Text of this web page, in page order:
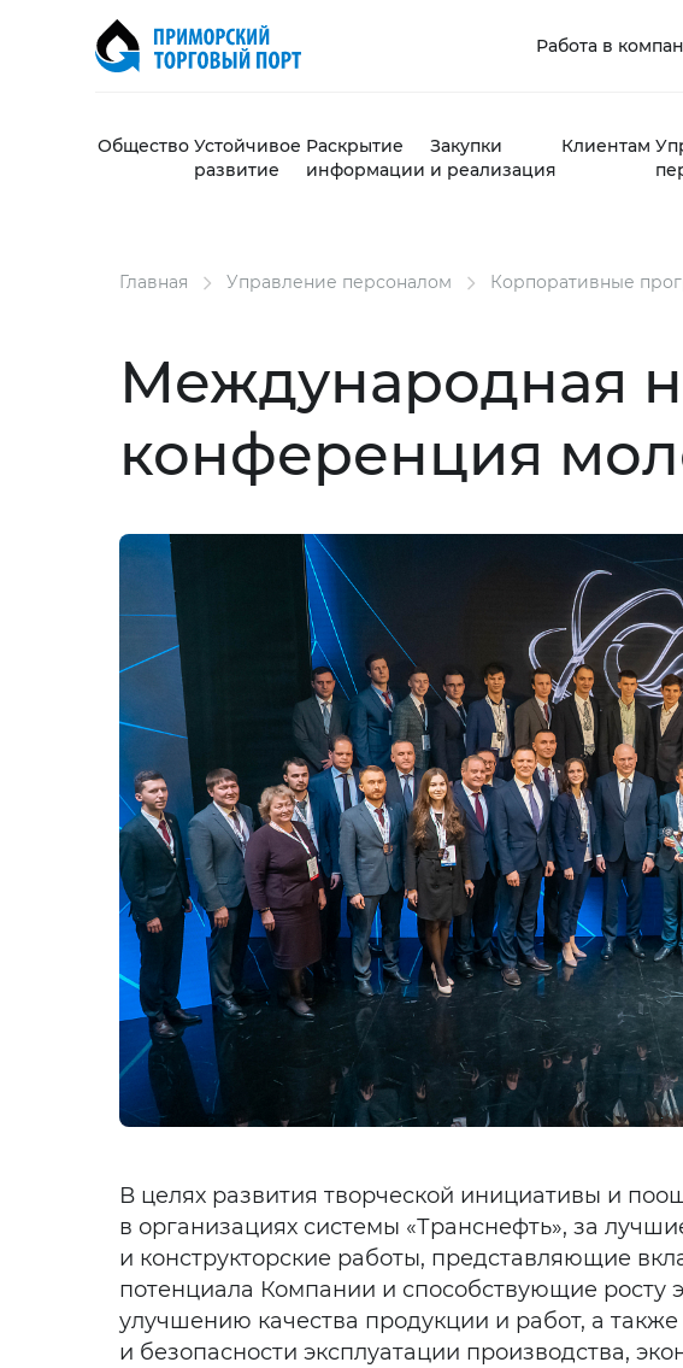
Работа в
Общество Устойчивое
развитие
Раскрытие
информации
Закупки
и реализация
Клиентам
Главная Управление персоналом Корпоративные
Международная
конференция
В целях развития творческой инициативы и
в организациях системы «Транснефть», за
и конструкторские работы, представляющие
потенциала Компании и способствующие росту
улучшению качества продукции и работ, а
и безопасности эксплуатации производства,